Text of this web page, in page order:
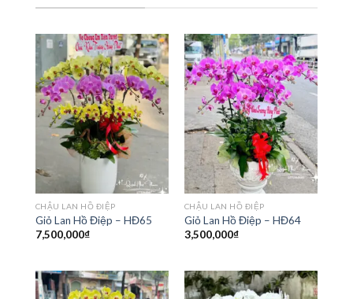
CHẬU LAN HỒ ĐIỆP
Giỏ Lan Hồ Điệp – HĐ65
7,500,000₫
CHẬU LAN HỒ ĐIỆP
Giỏ Lan Hồ Điệp – HĐ64
3,500,000₫